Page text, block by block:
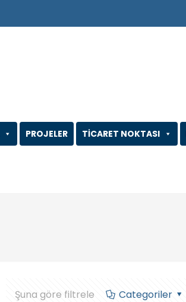
PROJELER TİCARET NOKTASI
Şuna göre filtrele Categoriler